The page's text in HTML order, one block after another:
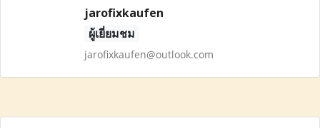
jarofixkaufen
ผู้เยี่ยมชม
jarofixkaufen@outlook.com